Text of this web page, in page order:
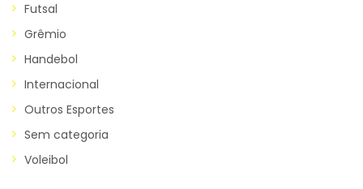
Futsal
Grêmio
Handebol
Internacional
Outros Esportes
Sem categoria
Voleibol